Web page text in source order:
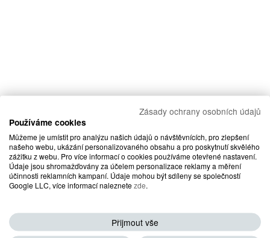
Zásady ochrany osobních údajů
Používáme cookies
Můžeme je umístit pro analýzu našich údajů o návštěvnících, pro zlepšení
našeho webu, ukázání personalizovaného obsahu a pro poskytnutí skvělého
zážitku z webu. Pro více informací o cookies používáme otevřené nastavení.
Údaje jsou shromažďovány za účelem personalizace reklamy a měření
účinnosti reklamních kampaní. Údaje mohou být sdíleny se společností
Google LLC, více informací naleznetezde
Přijmout vše